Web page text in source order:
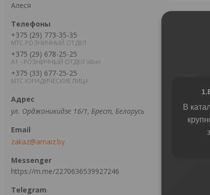
Алеся
+375 (29) 773-35-35
МТС РОЗНИЧНЫЙ ОТДЕЛ
+375 (29) 678-25-25
А1 - РОЗНИЧНЫЙ ОТДЕЛ Viber
+375 (33) 677-25-25
МТС ЮРИДИЧЕСКИЕ ЛИЦА
ул. Орджоникидзе 16/1, Брест, Беларусь
zakaz@amaiz.by
https://m.me/2270636539927246
В